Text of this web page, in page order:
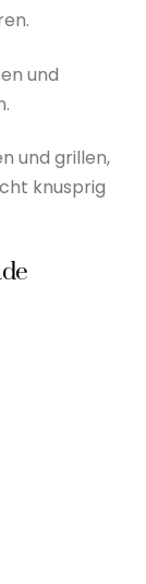
und
und grillen,
knusprig